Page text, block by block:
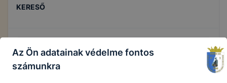
KERESŐ
Az Ön adatainak védelme fontos
számunkra